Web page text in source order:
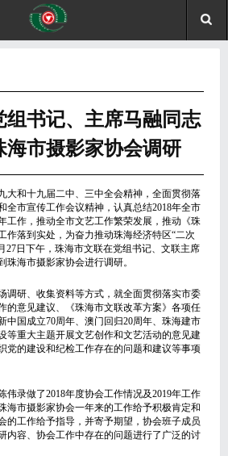
书记、主席马融同志
海市摄影家协会调研
大和十九届二中、三中全会精神，全面贯彻落
全市宣传工作会议精神，认真总结2018年全市
工作，推动全市文艺工作繁荣发展，推动《珠
作落到实处，为奋力推动珠海经济特区“二次
27日下午，珠海市文联在党组书记、文联主席
珠海市摄影家协会进行调研。
调研、收集资料等方式，就全面贯彻落实市委
的意见建议、《珠海市文联改革方案》各项任
中国成立70周年、澳门回归20周年、珠海建市
等重大主题开展文艺创作和文艺活动的意见建
党的建设和纪检工作存在的问题和建议等事项
录做了2018年度协会工作情况及2019年工作
海市摄影家协会一年来的工作给予积极肯定和
的工作给予指导，并寄予期望，协会班子成员
内容、协会工作中存在的问题进行了广泛的讨